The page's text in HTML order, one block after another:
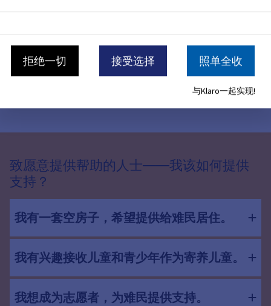
居留许可；一般信息 身份证件及文件
致愿意提供帮助的人士——我该如何提供
支持？
我有一套空房子，希望提供给难民居住。
我有兴趣接收儿童和青少年作为寄养儿童。
我想成为志愿者，为难民提供支持。
拒绝一切 接受选择 照单全收
与Klaro一起实现!